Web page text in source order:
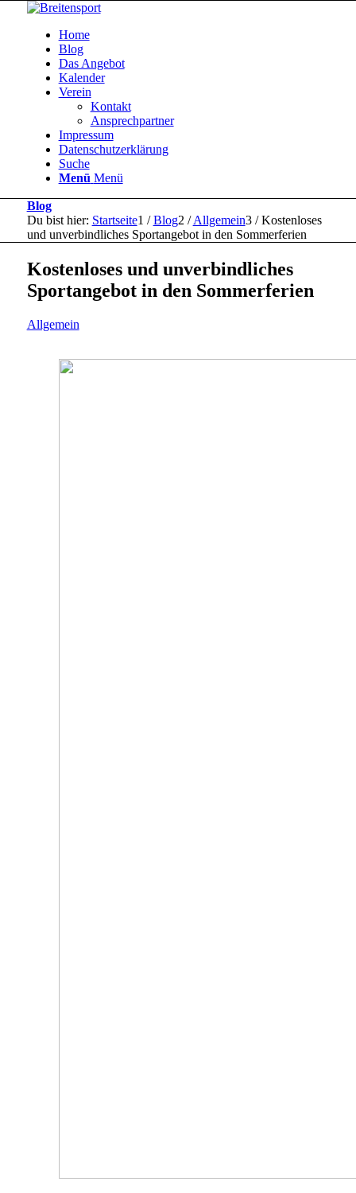
Home
Blog
Das Angebot
Kalender
Verein
Kontakt
Ansprechpartner
Impressum
Datenschutzerklärung
Suche
Menü Menü
Blog
Du bist hier: Startseite1 / Blog2 / Allgemein3 / Kostenloses
und unverbindliches Sportangebot in den Sommerferien
Kostenloses und unverbindliches
Sportangebot in den Sommerferien
Allgemein